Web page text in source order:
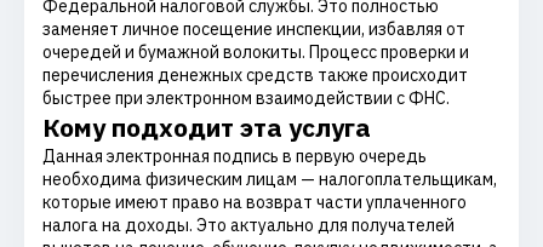
Федеральной налоговой службы. Это полностью
заменяет личное посещение инспекции, избавляя от
очередей и бумажной волокиты. Процесс проверки и
перечисления денежных средств также происходит
быстрее при электронном взаимодействии с ФНС.
Кому подходит эта услуга
Данная электронная подпись в первую очередь
необходима физическим лицам — налогоплательщикам,
которые имеют право на возврат части уплаченного
налога на доходы. Это актуально для получателей